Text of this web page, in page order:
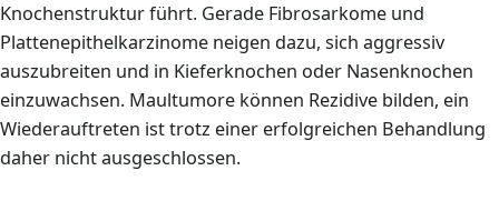
Knochenstruktur führt. Gerade Fibrosarkome und
Plattenepithelkarzinome neigen dazu, sich aggressiv
auszubreiten und in Kieferknochen oder Nasenknochen
einzuwachsen. Maultumore können Rezidive bilden, ein
Wiederauftreten ist trotz einer erfolgreichen Behandlung
daher nicht ausgeschlossen.